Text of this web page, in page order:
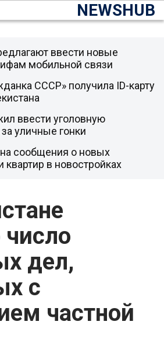
NEWSHUB
дел,
с
частной
ввести новые
мобильной связи
СССР» получила ID-карту
ввести уголовную
уличные гонки
сообщения о новых
квартир в новостройках